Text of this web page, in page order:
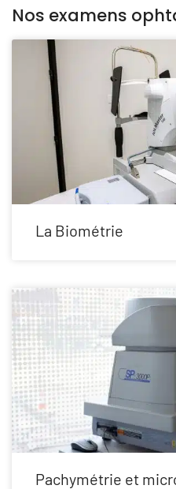
Nos examens
La Biométrie
Pachymétrie et